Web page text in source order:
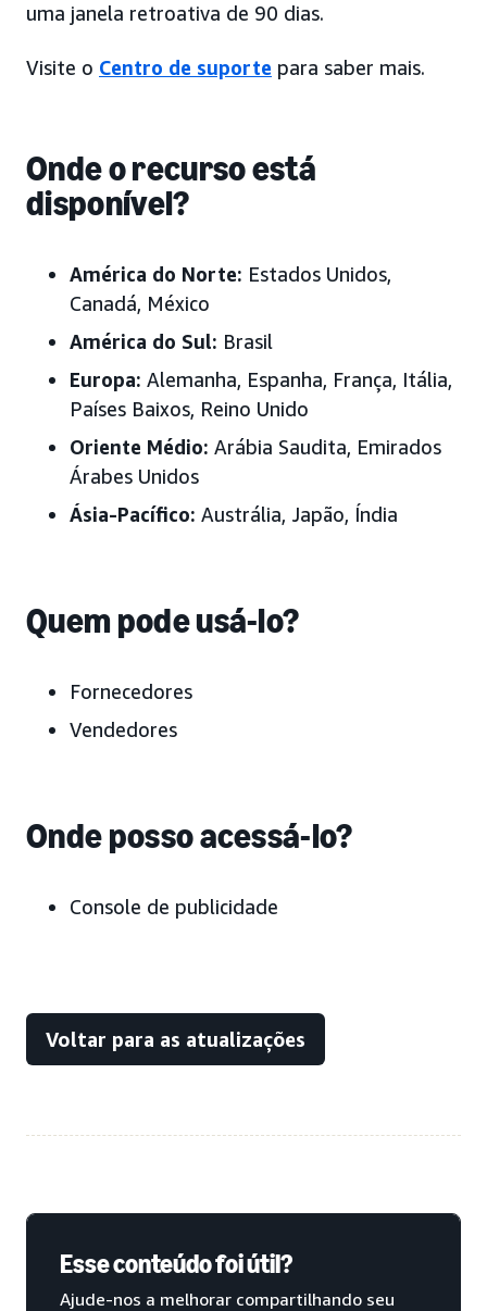
uma janela retroativa de 90 dias.
Visite o Centro de suporte para saber mais.
Onde o recurso está
disponível?
América do Norte: Estados Unidos,
Canadá, México
América do Sul: Brasil
Europa: Alemanha, Espanha, França, Itália,
Países Baixos, Reino Unido
Oriente Médio: Arábia Saudita, Emirados
Árabes Unidos
Ásia-Pacífico: Austrália, Japão, Índia
Quem pode usá-lo?
Fornecedores
Vendedores
Onde posso acessá-lo?
Console de publicidade
Voltar para as atualizações
Esse conteúdo foi útil?
Ajude-nos a melhorar compartilhando seu